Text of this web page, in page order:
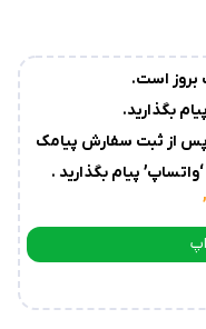
است.
بگذارید.
پس از ثبت سفارش پیامک
پیام بگذارید .